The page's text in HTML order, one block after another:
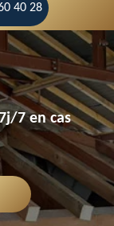
40 28
7 en cas